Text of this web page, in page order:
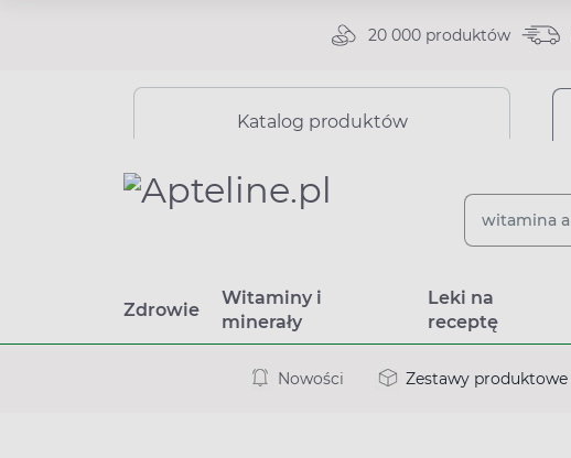
20 000 produktów
Katalog produktów
Zdrowie
Witaminy i
minerały
Leki na
receptę
Nowości Zestawy produktowe